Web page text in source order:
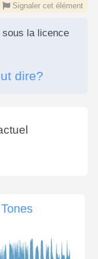
Signaler cet élément
la licence
dire?